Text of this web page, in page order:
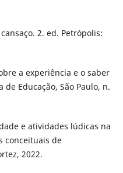
2. ed. Petrópolis:
a experiência e o saber
Educação, São Paulo, n.
e atividades lúdicas na
conceituais de
2022.